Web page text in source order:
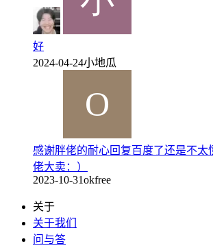
好
2024-04-24小地瓜
感谢胖佬的耐心回复百度了还是不太
佬大卖：）
2023-10-31okfree
关于
关于我们
问与答